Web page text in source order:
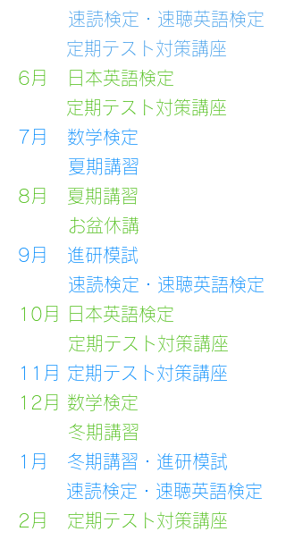
速読検定・速聴英語検定
定期テスト対策講座
6月 日本英語検定
定期テスト対策講座
7月 数学検定
夏期講習
8月 夏期講習
お盆休講
9月 進研模試
速読検定・速聴英語検定
10月
日本英語検定
定期テスト対策講座
11月 定期テスト対策講座
12月 数学検定
冬期講習
1月 冬期講習・進研模試
速読検定・速聴英語検定
2月 定期テスト対策講座